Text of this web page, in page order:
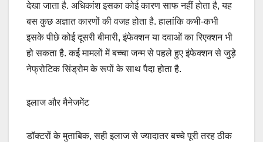
देखा जाता है. अधिकांश इसका कोई कारण साफ नहीं होता है, यह
बस कुछ अज्ञात कारणों की वजह होता है. हालांकि कभी-कभी
इसके पीछे कोई दूसरी बीमारी, इंफेक्शन या दवाओं का रिएक्शन भी
हो सकता है. कई मामलों में बच्चा जन्म से पहले हुए इंफेक्शन से जुड़े
नेफ्रोटिक सिंड्रोम के रूपों के साथ पैदा होता है.
इलाज और मैनेजमेंट
डॉक्टरों के मुताबिक, सही इलाज से ज्यादातर बच्चे पूरी तरह ठीक